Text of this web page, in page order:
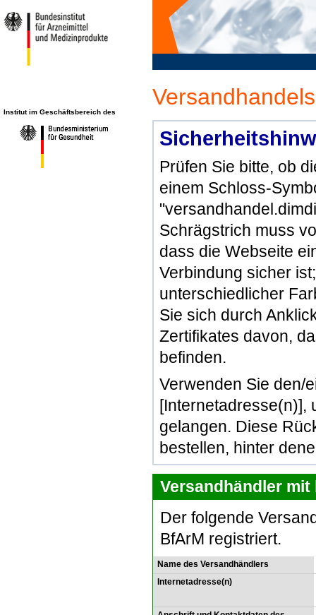
Institut im Geschäftsbereich des
Prüfen Sie bitte, ob
einem Schloss-
Schrägstrich muss
dass die Webseite
Verbindung sicher
unterschiedlicher
Sie sich durch
Zertifikates davon,
befinden.
Verwenden Sie den/
[Internetadresse(n)],
gelangen. Diese
bestellen, hinter
Versandhändler
Der folgende
BfArM registriert.
Name des Versandhändlers
Internetadresse(n)